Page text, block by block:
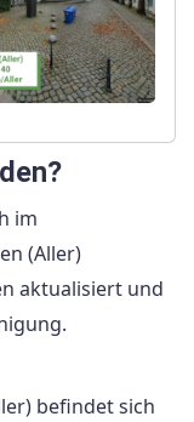
im
(Aller)
aktualisiert und
befindet sich